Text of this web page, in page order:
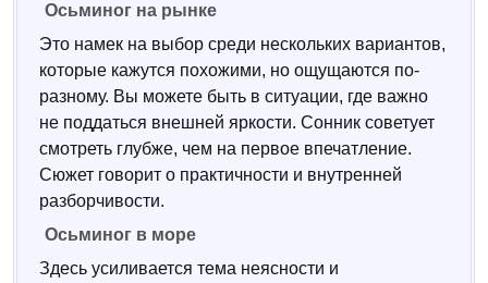
Осьминог на рынке
Это намек на выбор среди нескольких вариантов,
которые кажутся похожими, но ощущаются по-
разному. Вы можете быть в ситуации, где важно
не поддаться внешней яркости. Сонник советует
смотреть глубже, чем на первое впечатление.
Сюжет говорит о практичности и внутренней
разборчивости.
Осьминог в море
Здесь усиливается тема неясности и